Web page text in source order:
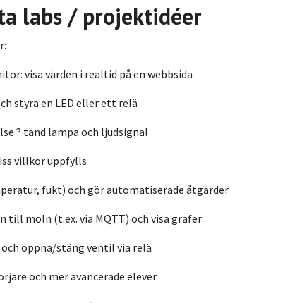
labs / projektidéer
visa värden i realtid på en webbsida
styra en LED eller ett relä
? tänd lampa och ljudsignal
villkor uppfylls
fukt) och gör automatiserade åtgärder
moln (t.ex. via MQTT) och visa grafer
öppna/stäng ventil via relä
och mer avancerade elever.